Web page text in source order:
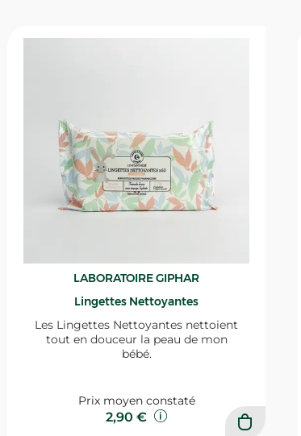
LABORATOIRE GIPHAR
Lingettes Nettoyantes
Les Lingettes Nettoyantes nettoient
tout en douceur la peau de mon
bébé.
Prix moyen constaté
2,90 €